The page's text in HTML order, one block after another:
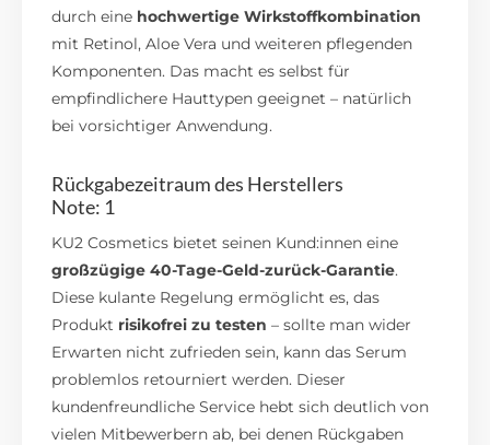
durch eine hochwertige Wirkstoffkombination
mit Retinol, Aloe Vera und weiteren pflegenden
Komponenten. Das macht es selbst für
empfindlichere Hauttypen geeignet – natürlich
bei vorsichtiger Anwendung.
Rückgabezeitraum des Herstellers
Note: 1
KU2 Cosmetics bietet seinen Kund:innen eine
großzügige 40-Tage-Geld-zurück-Garantie.
Diese kulante Regelung ermöglicht es, das
Produkt risikofrei zu testen – sollte man wider
Erwarten nicht zufrieden sein, kann das Serum
problemlos retourniert werden. Dieser
kundenfreundliche Service hebt sich deutlich von
vielen Mitbewerbern ab, bei denen Rückgaben